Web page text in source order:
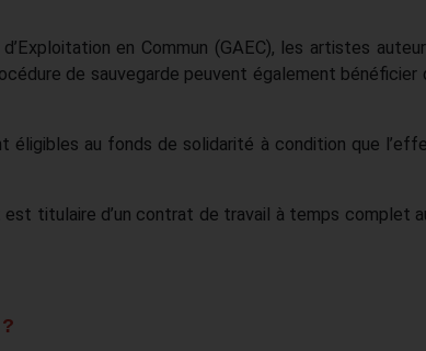
en Commun (GAEC), les artistes
de sauvegarde peuvent également bénéficier
éligibles au fonds de solidarité à condition que
titulaire d’un contrat de travail à temps complet